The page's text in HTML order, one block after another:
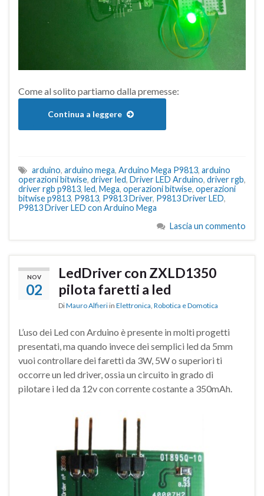
Come al solito partiamo dalla premesse:
Continua a leggere
arduino, arduino mega, Arduino Mega P9813, arduino
operazioni bitwise, driver led, Driver LED Arduino, driver rgb,
driver rgb p9813, led, Mega, operazioni bitwise, operazioni
bitwise p9813, P9813, P9813 Driver, P9813 Driver LED,
P9813 Driver LED con Arduino Mega
Lascia un commento
NOV
02
LedDriver con ZXLD1350
pilota faretti a led
DiMauro Alfieri in Elettronica, Robotica e Domotica
L’uso dei Led con Arduino è presente in molti progetti
presentati, ma quando invece dei semplici led da 5mm
vuoi controllare dei faretti da 3W, 5W o superiori ti
occorre un led driver, ossia un circuito in grado di
pilotare i led da 12v con corrente costante a 350mAh.